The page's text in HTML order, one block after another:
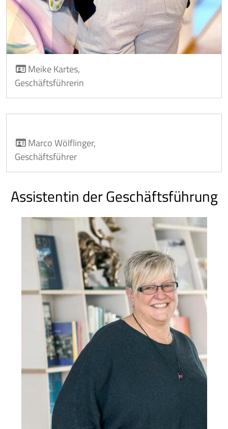
Meike Kartes,
Geschäftsführerin
Marco Wölflinger,
Geschäftsführer
Assistentin der Geschäftsführung